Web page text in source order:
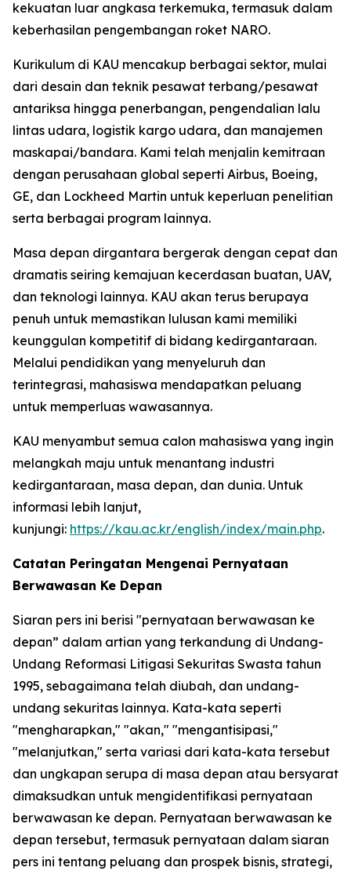
kekuatan luar angkasa terkemuka, termasuk dalam
keberhasilan pengembangan roket NARO.
Kurikulum di KAU mencakup berbagai sektor, mulai
dari desain dan teknik pesawat terbang/pesawat
antariksa hingga penerbangan, pengendalian lalu
lintas udara, logistik kargo udara, dan manajemen
maskapai/bandara. Kami telah menjalin kemitraan
dengan perusahaan global seperti Airbus, Boeing,
GE, dan Lockheed Martin untuk keperluan penelitian
serta berbagai program lainnya.
Masa depan dirgantara bergerak dengan cepat dan
dramatis seiring kemajuan kecerdasan buatan, UAV,
dan teknologi lainnya. KAU akan terus berupaya
penuh untuk memastikan lulusan kami memiliki
keunggulan kompetitif di bidang kedirgantaraan.
Melalui pendidikan yang menyeluruh dan
terintegrasi, mahasiswa mendapatkan peluang
untuk memperluas wawasannya.
KAU menyambut semua calon mahasiswa yang ingin
melangkah maju untuk menantang industri
kedirgantaraan, masa depan, dan dunia. Untuk
informasi lebih lanjut,
kunjungi: https://kau.ac.kr/english/index/main.php.
Catatan Peringatan Mengenai Pernyataan
Berwawasan Ke Depan
Siaran pers ini berisi "pernyataan berwawasan ke
depan” dalam artian yang terkandung di Undang-
Undang Reformasi Litigasi Sekuritas Swasta tahun
1995, sebagaimana telah diubah, dan undang-
undang sekuritas lainnya. Kata-kata seperti
"mengharapkan," "akan," "mengantisipasi,"
"melanjutkan," serta variasi dari kata-kata tersebut
dan ungkapan serupa di masa depan atau bersyarat
dimaksudkan untuk mengidentifikasi pernyataan
berwawasan ke depan. Pernyataan berwawasan ke
depan tersebut, termasuk pernyataan dalam siaran
pers ini tentang peluang dan prospek bisnis, strategi,